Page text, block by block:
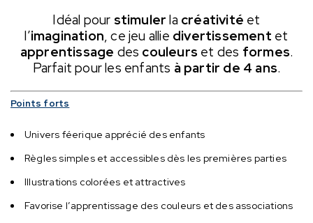
Idéal pour stimuler la créativité et
l’imagination, ce jeu allie divertissement et
apprentissage des couleurs et des formes.
Parfait pour les enfants à partir de 4 ans.
Points forts
Univers féerique apprécié des enfants
Règles simples et accessibles dès les premières parties
Illustrations colorées et attractives
Favorise l’apprentissage des couleurs et des associations